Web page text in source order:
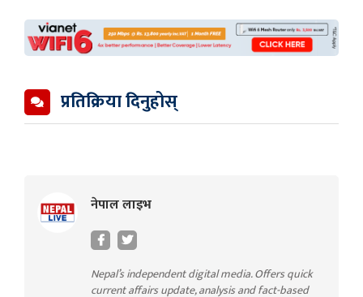
प्रतिक्रिया दिनुहोस्
नेपाल लाइभ
Nepal’s independent digital media. Offers quick
current affairs update, analysis and fact-based